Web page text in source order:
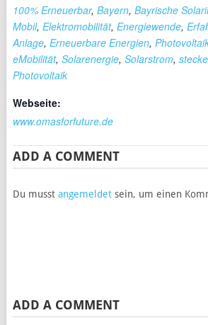
100% Erneuerbar, Bayern, Bayrische
Mobil, Elektromobilität, Energiewende,
Anlage, Erneuerbare Energien,
eMobilität, Solarenergie, Solarstrom,
Photovoltaik
Webseite:
www.omasforfuture.de
ADD A COMMENT
Du musst angemeldetsein, um einen
ADD A COMMENT